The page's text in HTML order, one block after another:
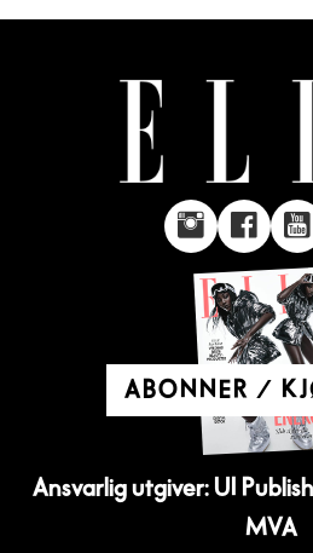
ABONNER /
Ansvarlig utgiver: UI
MVA